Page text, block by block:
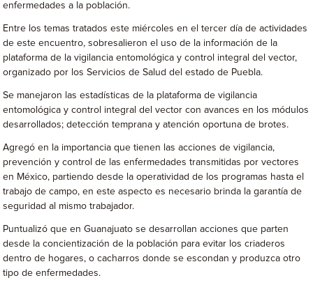
enfermedades a la población.
Entre los temas tratados este miércoles en el tercer día de actividades
de este encuentro, sobresalieron el uso de la información de la
plataforma de la vigilancia entomológica y control integral del vector,
organizado por los Servicios de Salud del estado de Puebla.
Se manejaron las estadísticas de la plataforma de vigilancia
entomológica y control integral del vector con avances en los módulos
desarrollados; detección temprana y atención oportuna de brotes.
Agregó en la importancia que tienen las acciones de vigilancia,
prevención y control de las enfermedades transmitidas por vectores
en México, partiendo desde la operatividad de los programas hasta el
trabajo de campo, en este aspecto es necesario brinda la garantía de
seguridad al mismo trabajador.
Puntualizó que en Guanajuato se desarrollan acciones que parten
desde la concientización de la población para evitar los criaderos
dentro de hogares, o cacharros donde se escondan y produzca otro
tipo de enfermedades.